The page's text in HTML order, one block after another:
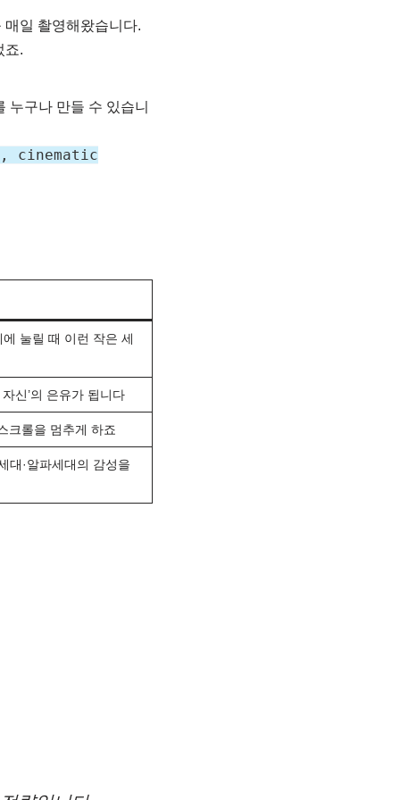
매일 촬영해왔습니다.
죠.
누구나 만들 수 있습니
cinematic
눌릴 때 이런 작은 세
신’의 은유가 됩니다
크롤을 멈추게 하죠
대·알파세대의 감성을